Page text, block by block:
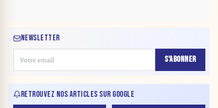
NEWSLETTER
S'ABONNER
RETROUVEZ NOS ARTICLES SUR GOOGLE